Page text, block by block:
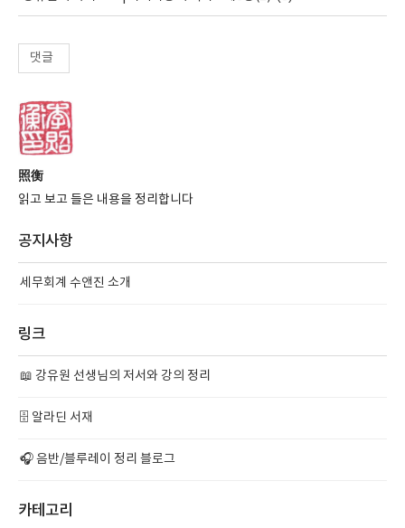
댓글
照衡
읽고 보고 들은 내용을 정리합니다
공지사항
세무회계 수앤진 소개
링크
📖 강유원 선생님의 저서와 강의 정리
🗄️ 알라딘 서재
🎧 음반/블루레이 정리 블로그
카테고리